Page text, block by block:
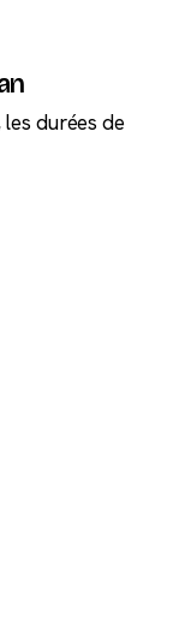
durées de